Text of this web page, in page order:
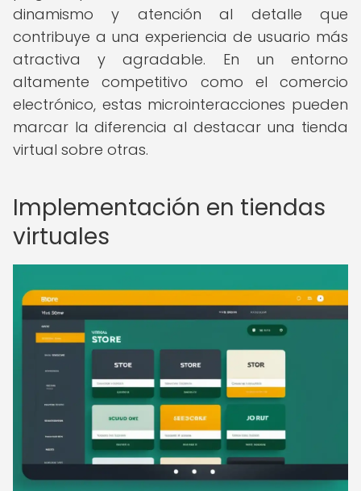
dinamismo y atención al detalle que
contribuye a una experiencia de usuario más
atractiva y agradable. En un entorno
altamente competitivo como el comercio
electrónico, estas microinteracciones pueden
marcar la diferencia al destacar una tienda
virtual sobre otras.
Implementación en tiendas
virtuales